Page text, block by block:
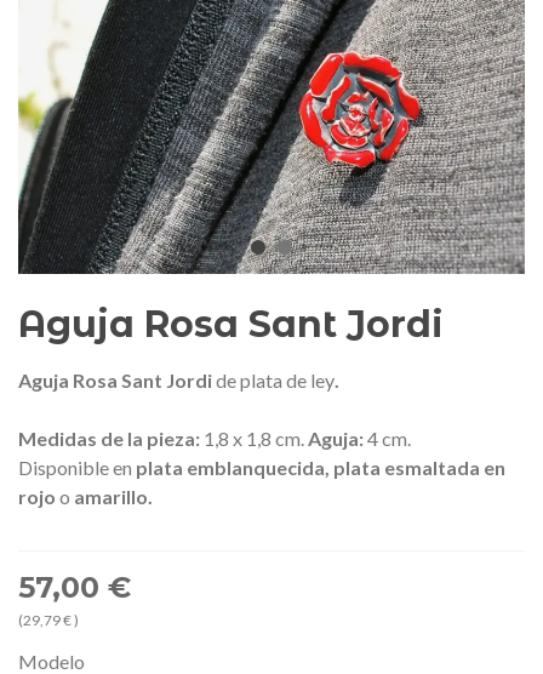
Aguja Rosa Sant Jordi
Aguja Rosa Sant Jordide plata de ley.
Medidas de la pieza: 1,8 x 1,8 cm.Aguja:4 cm.
Disponible en plata emblanquecida, plata esmaltada en
rojo o amarillo.
57,00 €
(29,79 € )
Modelo
conmemorativa Gaudí 2026
– Edición limitada
89,00 € NUEVO
Añadir al carrito
Mochila Stivibags
149,00 €
Ver más